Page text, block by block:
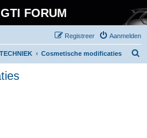
FORUM
Aanmelden
Registreer
TECHNIEK Cosmetische modificaties